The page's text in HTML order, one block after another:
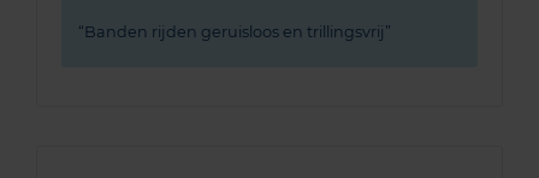
Banden rijden geruisloos en trillingsvrij